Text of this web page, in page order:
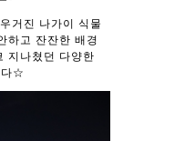
거진 나가이 식물
하고 잔잔한 배경
지나쳤던 다양한
다☆